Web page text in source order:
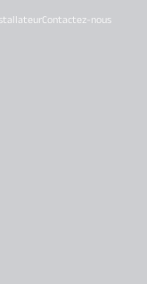
Contactez-nous